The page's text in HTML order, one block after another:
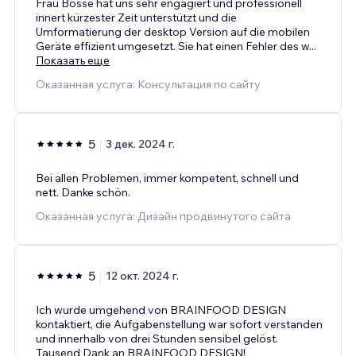
Frau Bosse hat uns sehr engagiert und professionell
innert kürzester Zeit unterstützt und die
Umformatierung der desktop Version auf die mobilen
Geräte effizient umgesetzt. Sie hat einen Fehler des w...
Показать еще
Оказанная услуга: Консультация по сайту
5 3 дек. 2024 г.
Bei allen Problemen, immer kompetent, schnell und
nett. Danke schön.
Оказанная услуга: Дизайн продвинутого сайта
5 12 окт. 2024 г.
Ich wurde umgehend von BRAINFOOD DESIGN
kontaktiert, die Aufgabenstellung war sofort verstanden
und innerhalb von drei Stunden sensibel gelöst.
Tausend Dank an BRAINFOOD DESIGN!